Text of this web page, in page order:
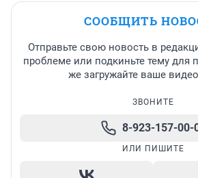
СООБЩИТЬ
Отправьте свою новость в
проблеме или подкиньте тему для
же загружайте ваше
ЗВОНИТЕ
8-923-157-00-
ИЛИ ПИШИТЕ